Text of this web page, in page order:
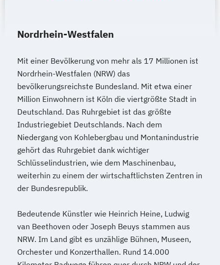
Nordrhein-Westfalen
Mit einer Bevölkerung von mehr als 17 Millionen ist
Nordrhein-Westfalen (NRW) das
bevölkerungsreichste Bundesland. Mit etwa einer
Million Einwohnern ist Köln die viertgrößte Stadt in
Deutschland. Das Ruhrgebiet ist das größte
Industriegebiet Deutschlands. Nach dem
Niedergang von Kohlebergbau und Montanindustrie
gehört das Ruhrgebiet dank wichtiger
Schlüsselindustrien, wie dem Maschinenbau,
weiterhin zu einem der wirtschaftlichsten Zentren in
der Bundesrepublik.
Bedeutende Künstler wie Heinrich Heine, Ludwig
van Beethoven oder Joseph Beuys stammen aus
NRW. Im Land gibt es unzählige Bühnen, Museen,
Orchester und Konzerthallen. Rund 14.000